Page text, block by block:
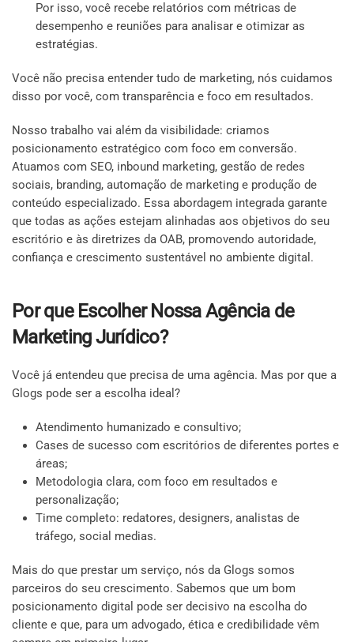
Por isso, você recebe relatórios com métricas de
desempenho e reuniões para analisar e otimizar as
estratégias.
Você não precisa entender tudo de marketing, nós cuidamos
disso por você, com transparência e foco em resultados.
Nosso trabalho vai além da visibilidade: criamos
posicionamento estratégico com foco em conversão.
Atuamos com SEO, inbound marketing, gestão de redes
sociais, branding, automação de marketing e produção de
conteúdo especializado. Essa abordagem integrada garante
que todas as ações estejam alinhadas aos objetivos do seu
escritório e às diretrizes da OAB, promovendo autoridade,
confiança e crescimento sustentável no ambiente digital.
Por que Escolher Nossa Agência de
Marketing Jurídico?
Você já entendeu que precisa de uma agência. Mas por que a
Glogs pode ser a escolha ideal?
Atendimento humanizado e consultivo;
Cases de sucesso com escritórios de diferentes portes e
áreas;
Metodologia clara, com foco em resultados e
personalização;
Time completo: redatores, designers, analistas de
tráfego, social medias.
Mais do que prestar um serviço, nós da Glogs somos
parceiros do seu crescimento. Sabemos que um bom
posicionamento digital pode ser decisivo na escolha do
cliente e que, para um advogado, ética e credibilidade vêm